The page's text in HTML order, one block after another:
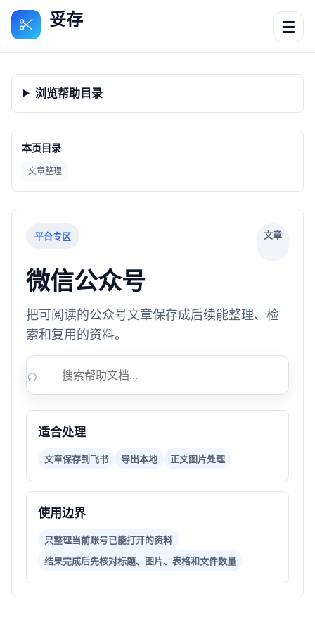
妥存 ☰
浏览帮助目录
平台专区 文章
微信公众号
把可阅读的公众号文章保存成后续能整理、检
索和复用的资料。
⌕
适合处理
文章保存到飞书 导出本地 正文图片处理
使用边界
只整理当前账号已能打开的资料
结果完成后先核对标题、图片、表格和文件数量
本页目录
文章整理